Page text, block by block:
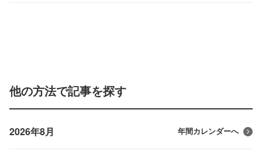
他の方法で記事を探す
2026年8月 年間カレンダーへ